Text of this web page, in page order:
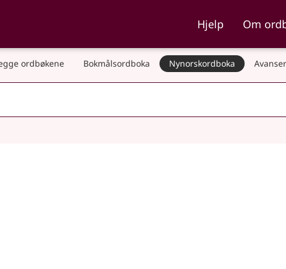
og NynorskordbokaHjelp Om
ordbøkene Bokmålsordboka Nynorskordboka